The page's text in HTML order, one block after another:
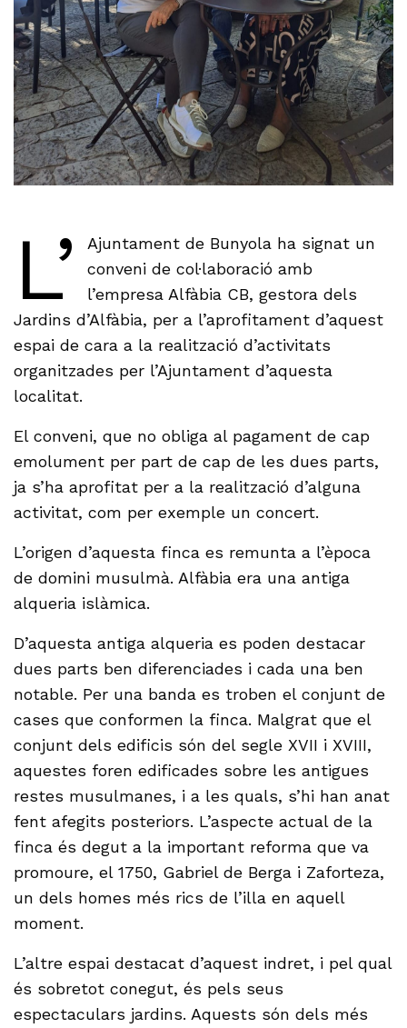
L’
Ajuntament de Bunyola ha signat un
conveni de col·laboració amb
l’empresa Alfàbia CB, gestora dels
Jardins d’Alfàbia, per a l’aprofitament d’aquest
espai de cara a la realització d’activitats
organitzades per l’Ajuntament d’aquesta
localitat.
El conveni, que no obliga al pagament de cap
emolument per part de cap de les dues parts,
ja s’ha aprofitat per a la realització d’alguna
activitat, com per exemple un concert.
L’origen d’aquesta finca es remunta a l’època
de domini musulmà. Alfàbia era una antiga
alqueria islàmica.
D’aquesta antiga alqueria es poden destacar
dues parts ben diferenciades i cada una ben
notable. Per una banda es troben el conjunt de
cases que conformen la finca. Malgrat que el
conjunt dels edificis són del segle XVII i XVIII,
aquestes foren edificades sobre les antigues
restes musulmanes, i a les quals, s’hi han anat
fent afegits posteriors. L’aspecte actual de la
finca és degut a la important reforma que va
promoure, el 1750, Gabriel de Berga i Zaforteza,
un dels homes més rics de l’illa en aquell
moment.
L’altre espai destacat d’aquest indret, i pel qual
és sobretot conegut, és pels seus
espectaculars jardins. Aquests són dels més